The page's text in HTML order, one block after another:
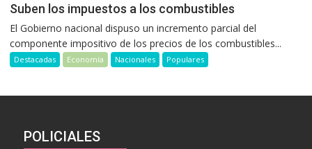
Suben los impuestos a los combustibles
El Gobierno nacional dispuso un incremento parcial del
componente impositivo de los precios de los combustibles...
Destacadas Economía Nacionales Populares
POLICIALES